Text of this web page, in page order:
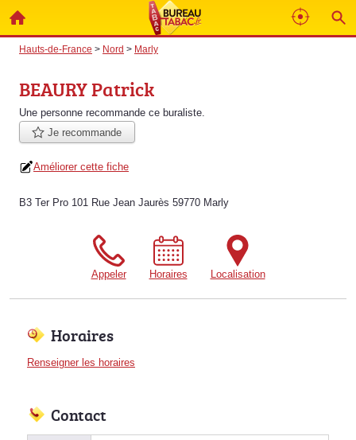
Hauts-de-France > Nord > Marly
BEAURY Patrick
Une personne recommande ce buraliste.
Je recommande
Améliorer cette fiche
B3 Ter Pro 101 Rue Jean Jaurès 59770 Marly
Appeler Horaires Localisation
Horaires
Renseigner les horaires
Contact